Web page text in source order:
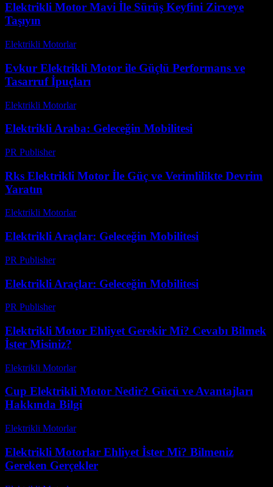
Elektrikli Motor Mavi İle Sürüş Keyfini Zirveye
Taşıyın
Elektrikli Motorlar-
Evkur Elektrikli Motor ile Güçlü Performans ve
Tasarruf İpuçları
Elektrikli Motorlar-
Elektrikli Araba: Geleceğin Mobilitesi
PR Publisher-
Rks Elektrikli Motor İle Güç ve Verimlilikte Devrim
Yaratın
Elektrikli Motorlar-
Elektrikli Araçlar: Geleceğin Mobilitesi
PR Publisher-
Elektrikli Araçlar: Geleceğin Mobilitesi
PR Publisher-
Elektrikli Motor Ehliyet Gerekir Mi? Cevabı Bilmek
İster Misiniz?
Elektrikli Motorlar-
Cup Elektrikli Motor Nedir? Gücü ve Avantajları
Hakkında Bilgi
Elektrikli Motorlar-
Elektrikli Motorlar Ehliyet İster Mi? Bilmeniz
Gereken Gerçekler